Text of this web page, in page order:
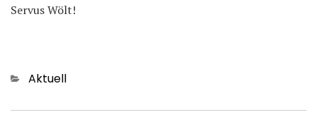
Servus Wölt!
Categories
Aktuell